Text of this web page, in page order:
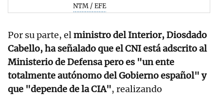
NTM / EFE
Por su parte, elministro del Interior, Diosdado
Cabello, ha señalado que el CNI está adscrito al
Ministerio de Defensa pero es "un ente
totalmente autónomo del Gobierno español" y
que "depende de la CIA", realizando